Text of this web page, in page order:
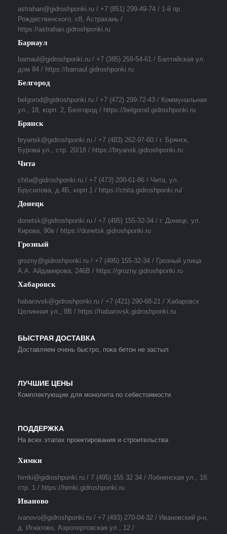
astrahan@gidroshponki.ru / +7 (851) 299-49-74 / 1-й пр.
Рождественского, с8, Астрахань /
https://astrahan.gidroshponki.ru
Барнаул
barnaul@gidroshponki.ru / +7 (385) 259-54-61 / Балтийская ул.
дом 84 / https://barnaul.gidroshponki.ru
Белгород
belgorod@gidroshponki.ru / +7 (472) 299-72-43 / Коммунальная
ул., 18, корп. 2, Белгород / https://belgorod.gidroshponki.ru
Брянск
bryansk@gidroshponki.ru / +7 (483) 262-97-60 / г. Брянск,
Бурова ул., стр. 20/18 / https://bryansk.gidroshponki.ru
Чита
chita@gidroshponki.ru / +7 (473) 200-61-86 / Чита, ул.
Брусилова, д.4Б, корп.1 / https://chita.gidroshponki.ru/
Донецк
donetsk@gidroshponki.ru / +7 (495) 155-32-34 / г. Донецк, ул.
Кирова, 90в / https://donetsk.gidroshponki.ru
Грозный
grozny@gidroshponki.ru / +7 (495) 155-32-34 / Грозный улица
А.А. Айдамирова, 246В / https://grozny.gidroshponki.ru
Хабаровск
habarovsk@gidroshponki.ru / +7 (421) 290-68-21 / Хабаровск
Целинная ул., 8В / https://habarovsk.gidroshponki.ru
БЫСТРАЯ ДОСТАВКА
Доставляем очень быстро, пока бетон не застыл
ЛУЧШИЕ ЦЕНЫ
Комплектующие для монолита по себестоимости
ПОДДЕРЖКА
На всех этапах проектирования и строительства
Химки
himki@gidroshponki.ru / 7 (495) 155 32 34 / Лобненская ул., 18,
стр. 1 / https://himki.gidroshponki.ru
Иваново
ivanovo@gidroshponki.ru / +7 (493) 270-04-32 / Ивановский р-н,
д. Игнатово, Аэропортовская ул., 12 /